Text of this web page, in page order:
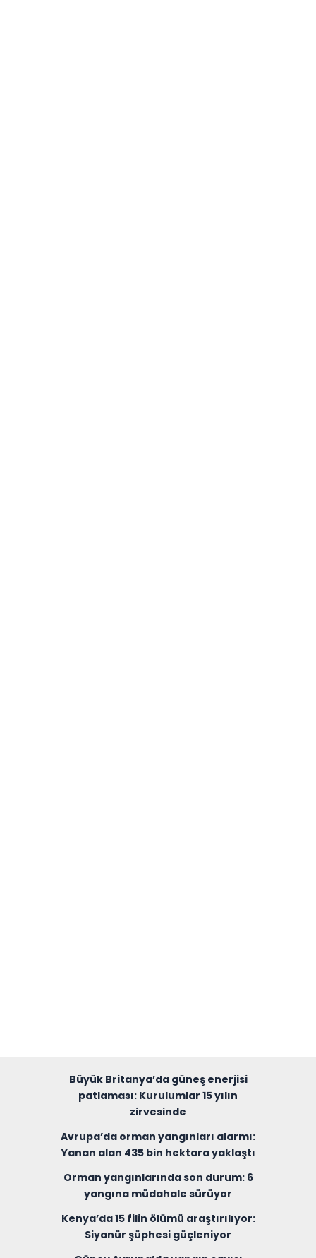
Büyük Britanya’da güneş enerjisi
patlaması: Kurulumlar 15 yılın
zirvesinde
Avrupa’da orman yangınları alarmı:
Yanan alan 435 bin hektara yaklaştı
Orman yangınlarında son durum: 6
yangına müdahale sürüyor
Kenya’da 15 filin ölümü araştırılıyor:
Siyanür şüphesi güçleniyor